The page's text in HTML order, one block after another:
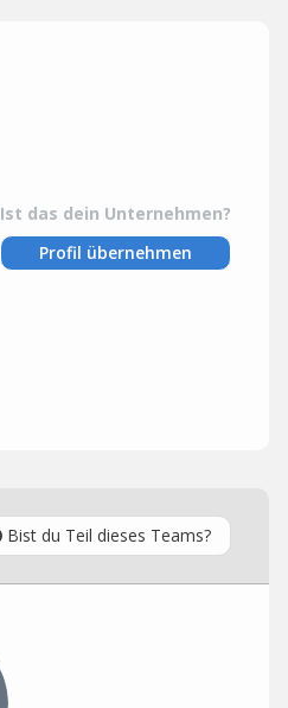
Ist das dein Unternehmen?
Profil übernehmen
Bist du Teil dieses Teams?